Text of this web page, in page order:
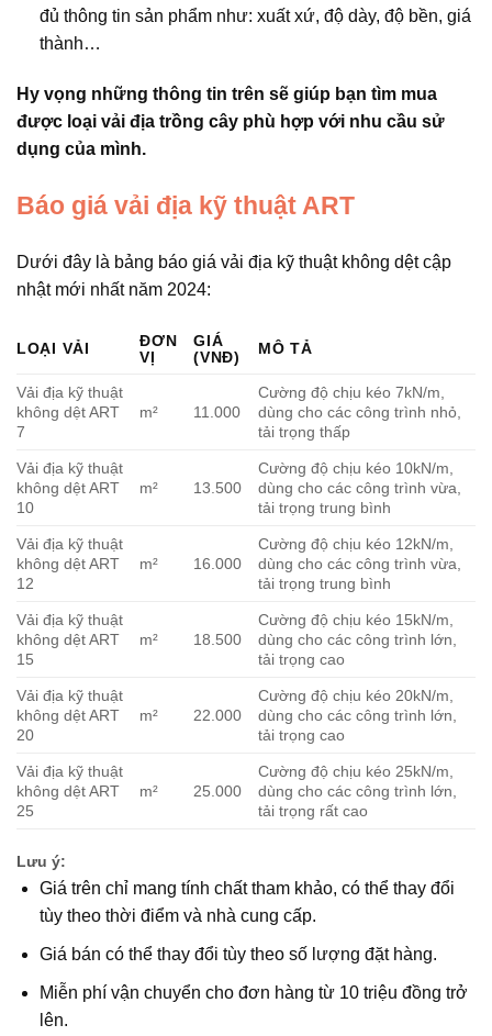
đủ thông tin sản phẩm như: xuất xứ, độ dày, độ bền, giá
thành…
Hy vọng những thông tin trên sẽ giúp bạn tìm mua
được loại vải địa trồng cây phù hợp với nhu cầu sử
dụng của mình.
Báo giá vải địa kỹ thuật ART
Dưới đây là bảng báo giá vải địa kỹ thuật không dệt cập
nhật mới nhất năm 2024:
LOẠI VẢI
ĐƠN
VỊ
GIÁ
(VNĐ)
MÔ TẢ
Vải địa kỹ thuật
không dệt ART
7
m² 11.000
Cường độ chịu kéo 7kN/m,
dùng cho các công trình nhỏ,
tải trọng thấp
Vải địa kỹ thuật
không dệt ART
10
m² 13.500
Cường độ chịu kéo 10kN/m,
dùng cho các công trình vừa,
tải trọng trung bình
Vải địa kỹ thuật
không dệt ART
12
m² 16.000
Cường độ chịu kéo 12kN/m,
dùng cho các công trình vừa,
tải trọng trung bình
Vải địa kỹ thuật
không dệt ART
15
m² 18.500
Cường độ chịu kéo 15kN/m,
dùng cho các công trình lớn,
tải trọng cao
Vải địa kỹ thuật
không dệt ART
20
m² 22.000
Cường độ chịu kéo 20kN/m,
dùng cho các công trình lớn,
tải trọng cao
Vải địa kỹ thuật
không dệt ART
25
m² 25.000
Cường độ chịu kéo 25kN/m,
dùng cho các công trình lớn,
tải trọng rất cao
Lưu ý:
Giá trên chỉ mang tính chất tham khảo, có thể thay đổi
tùy theo thời điểm và nhà cung cấp.
Giá bán có thể thay đổi tùy theo số lượng đặt hàng.
Miễn phí vận chuyển cho đơn hàng từ 10 triệu đồng trở
lên.